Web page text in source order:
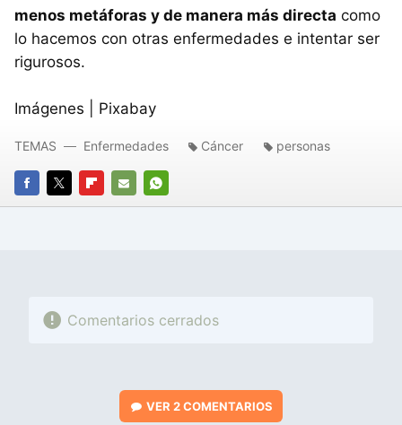
menos metáforas y de manera más directa como
lo hacemos con otras enfermedades e intentar ser
rigurosos.
Imágenes | Pixabay
FACEBOOK
TWITTERFLIPBOARD
E-
WHATSAPP
TEMAS Enfermedades Cáncer personas
Comentarios cerrados
VER2 COMENTARIOS